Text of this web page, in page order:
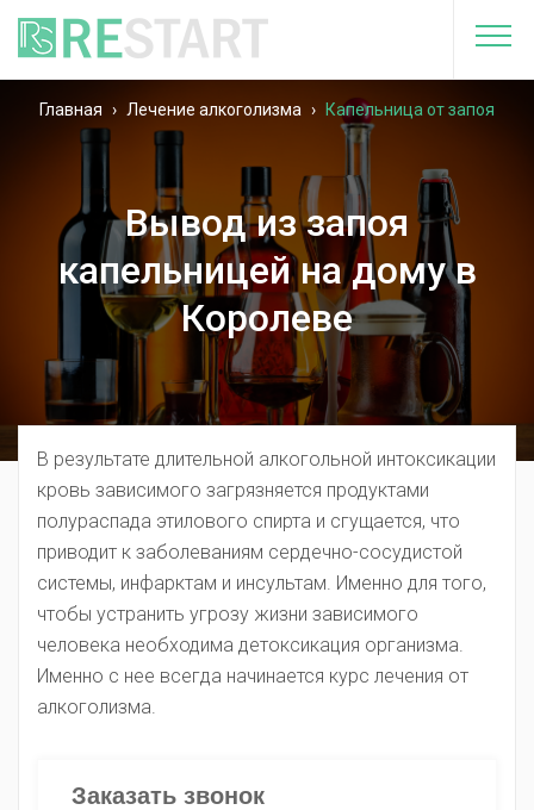
Главная › Лечение алкоголизма › Капельница от запоя
Вывод из запоя
капельницей на дому в
Королеве
В результате длительной алкогольной интоксикации
кровь зависимого загрязняется продуктами
полураспада этилового спирта и сгущается, что
приводит к заболеваниям сердечно-сосудистой
системы, инфарктам и инсультам. Именно для того,
чтобы устранить угрозу жизни зависимого
человека необходима детоксикация организма.
Именно с нее всегда начинается курс лечения от
алкоголизма.